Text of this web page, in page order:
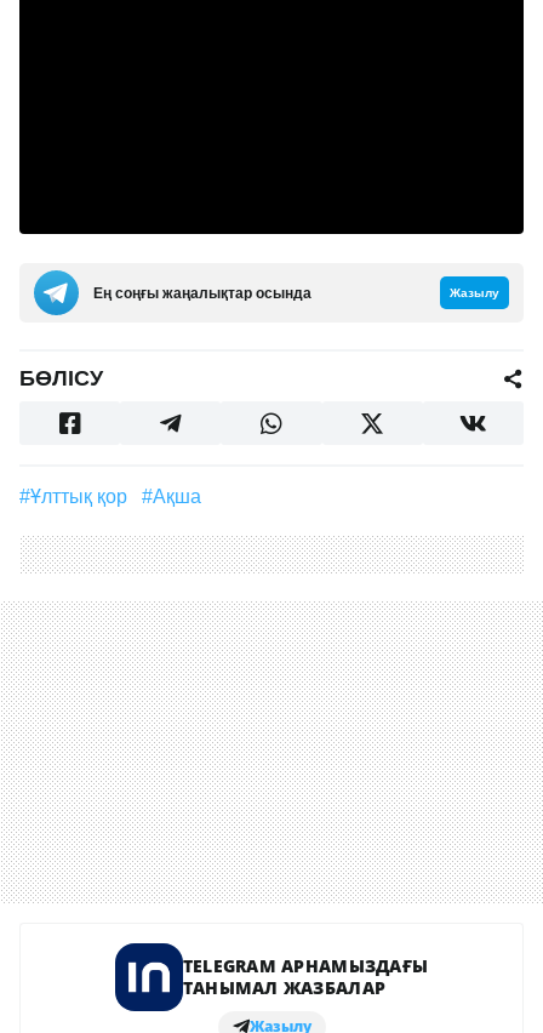
Ең соңғы жаңалықтар осында Жазылу
БӨЛІСУ
#Ұлттық қор #ақша